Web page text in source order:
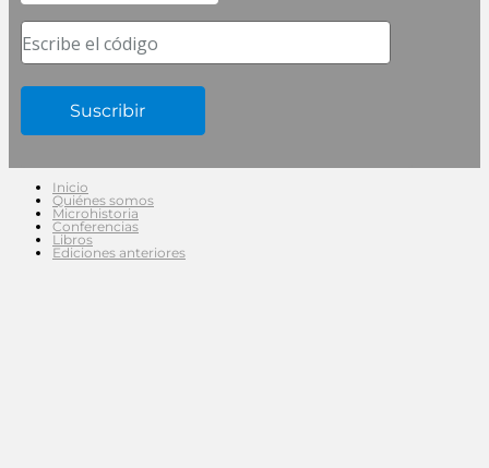
Escribe el código
Inicio
Quiénes somos
Microhistoria
Conferencias
Libros
Ediciones anteriores